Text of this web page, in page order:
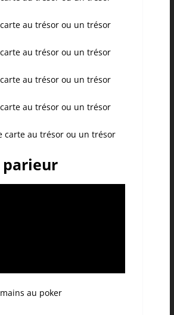
au trésor ou un trésor
au trésor ou un trésor
au trésor ou un trésor
au trésor ou un trésor
carte au trésor ou un trésor
parieur
au poker